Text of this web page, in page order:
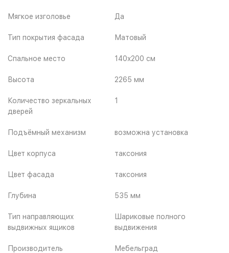
Мягкое изголовье Да
Тип покрытия фасада Матовый
Спальное место 140x200 см
Высота 2265 мм
Количество зеркальных
дверей
1
Подъёмный механизм возможна установка
Цвет корпуса таксония
Цвет фасада таксония
Глубина 535 мм
Тип направляющих
выдвижных ящиков
Шариковые полного
выдвижения
Производитель Мебельград